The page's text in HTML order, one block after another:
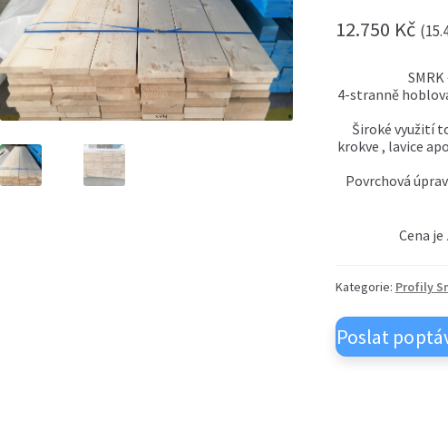
12.750 Kč (
4-stranně
Široké využití
krokve , lavice
Povrchová
Cena
Kategorie: Profily